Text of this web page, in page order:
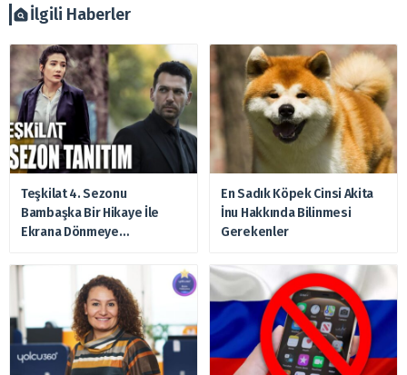
zararlardan, arztakvimi.com.tr sorumlu tutulamaz.
İlgili Haberler
Teşkilat 4. Sezonu
Bambaşka Bir Hikaye İle
Ekrana Dönmeye
En Sadık Köpek Cinsi Akita
İnu Hakkında Bilinmesi
Gerekenler